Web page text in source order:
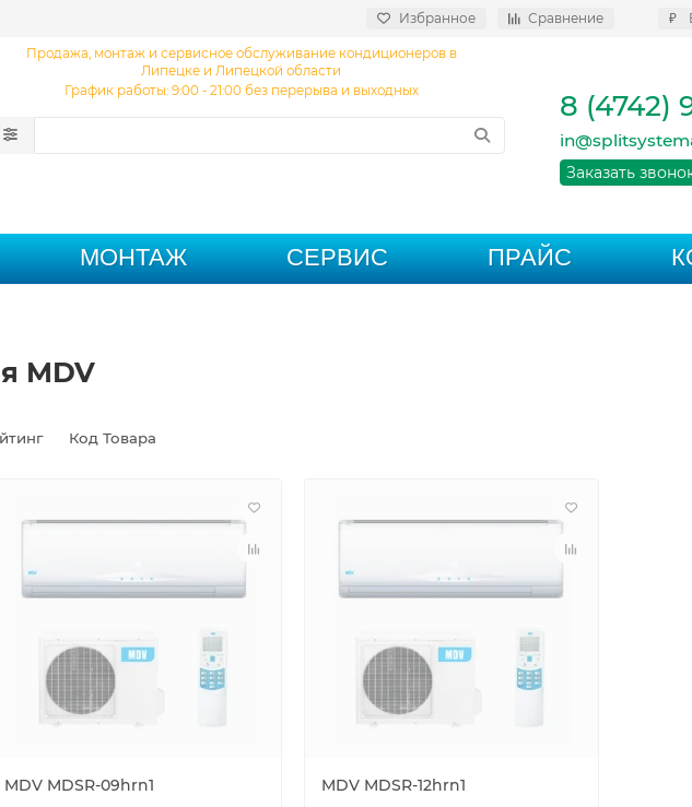
Избранное Сравнение ₽
Продажа, монтаж и сервисное обслуживание кондиционеров в
Липецке и Липецкой области
График работы: 9:00 - 21:00 без перерыва и выходных
8 (4742)
Заказать
МОНТАЖ СЕРВИС ПРАЙС
MDV
Код Товара
MDV MDSR-09hrn1 MDV MDSR-12hrn1